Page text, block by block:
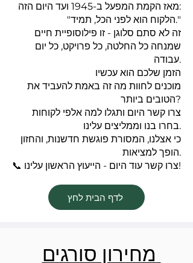
מאז הקמת המפעל ב-1945 ועד היום הזה:
"הלקוח הוא לפני הכל, תמיד."
זה לא סתם סלוגן - זו פילוסופיית חיים
שמנחה כל החלטה, כל פרויקט, כל יום
עבודה.
הזמן שלכם הוא עכשיו
מוכנים לחוות מה זה באמת להעביד את
הטובים ביותר?
צרו קשר היום ותגלו למה אלפי לקוחות
בחרו בנו וממליצים עלינו.
כי אצלנו, המסורת פוגשת חדשנות, והחזון
הופך למציאות.
📞 צרו קשר עוד היום - הייעוץ הראשון עלינו!
לדף הבית לחץ